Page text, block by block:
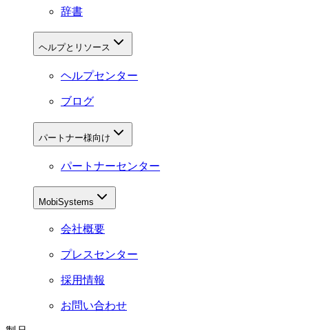
辞書
ヘルプとリソース
ヘルプセンター
ブログ
パートナー様向け
パートナーセンター
MobiSystems
会社概要
プレスセンター
採用情報
お問い合わせ